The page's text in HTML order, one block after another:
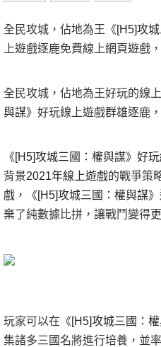
全民攻城，佔地為王《[H5]攻
上遊戲逐鹿免費線上網頁遊戲
全民攻城，佔地為王好玩的線
與謀》好玩線上遊戲群雄逐鹿
《[H5]攻城三國：權與謀》 好
背景2021年線上遊戲的戰爭策
戲 ， 《[H5]攻城三國：權與謀》
棄了純數據比拼，讓戰鬥變得
玩家可以在 《[H5]攻城三國：
集諸多三國名將進行培養，並